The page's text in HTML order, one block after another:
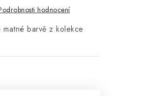
hodnocení
barvě z kolekce